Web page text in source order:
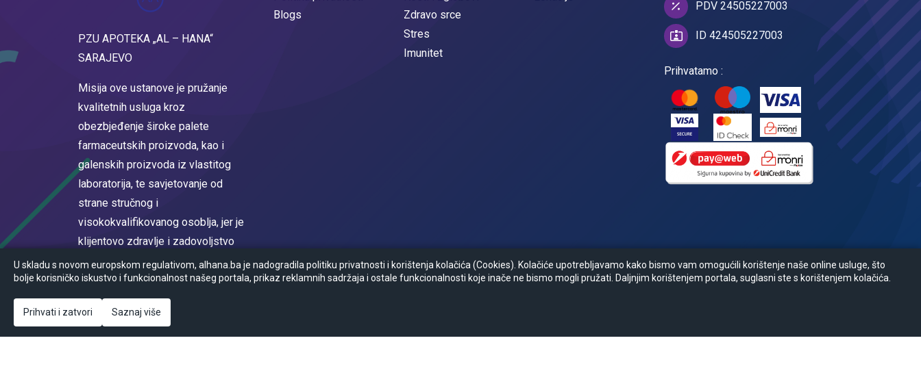
PZU APOTEKA „AL – HANA“
SARAJEVO
Misija ove ustanove je pružanje
kvalitetnih usluga kroz
obezbjeđenje široke palete
farmaceutskih proizvoda, kao i
galenskih proizvoda iz vlastitog
laboratorija, te savjetovanje od
strane stručnog i
visokokvalifikovanog osoblja, jer je
klijentovo zdravlje i zadovoljstvo
na prvom mjestu.
Registrovan u sudskom registru
Općinskog suda u Sarajevu MBS
65-05-0017-16
Blogs
Zdravo srce
Stres
Imunitet
PDV 24505227003
ID 424505227003
Prihvatamo :
U skladu s novom europskom regulativom, alhana.ba je nadogradila politiku privatnosti i korištenja kolačića (Cookies). Kolačiće upotrebljavamo kako bismo vam omogućili korištenje naše online usluge, što
bolje korisničko iskustvo i funkcionalnost našeg portala, prikaz reklamnih sadržaja i ostale funkcionalnosti koje inače ne bismo mogli pružati. Daljnjim korištenjem portala, suglasni ste s korištenjem kolačića.
Prihvati i zatvori Saznaj više